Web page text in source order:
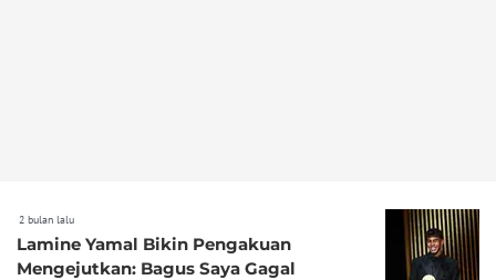
2 bulan lalu
Lamine Yamal Bikin Pengakuan
Mengejutkan: Bagus Saya Gagal